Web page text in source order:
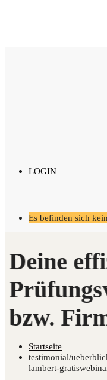
LOGIN
Es befinden sich
Startseite
testimonial/
lambert-